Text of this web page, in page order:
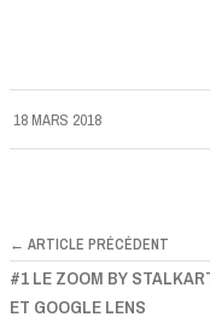
18 MARS 2018
← ARTICLE PRÉCÉDENT
#1 LE ZOOM BY
ET GOOGLE LENS